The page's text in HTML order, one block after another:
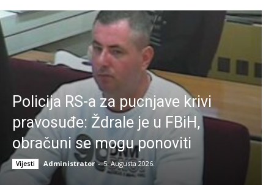
Policija RS-a za pucnjave krivi
pravosuđe: Ždrale je u FBiH,
obračuni se mogu ponoviti
Vijesti Administrator - 5. Augusta 2026.